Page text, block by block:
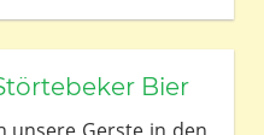
Bier